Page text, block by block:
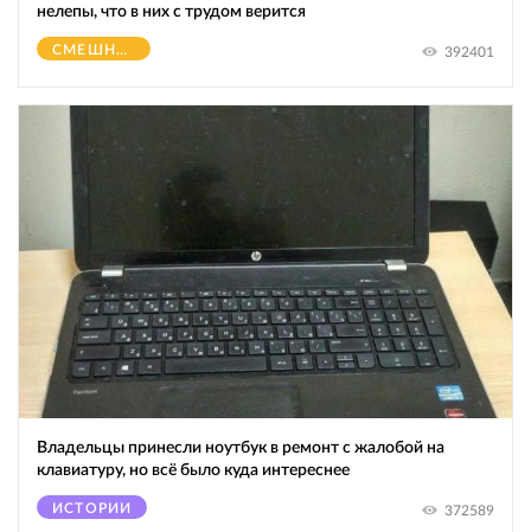
нелепы, что в них с трудом верится
СМЕШНОЕ 392401
Владельцы принесли ноутбук в ремонт с жалобой на
клавиатуру, но всё было куда интереснее
ИСТОРИИ 372589